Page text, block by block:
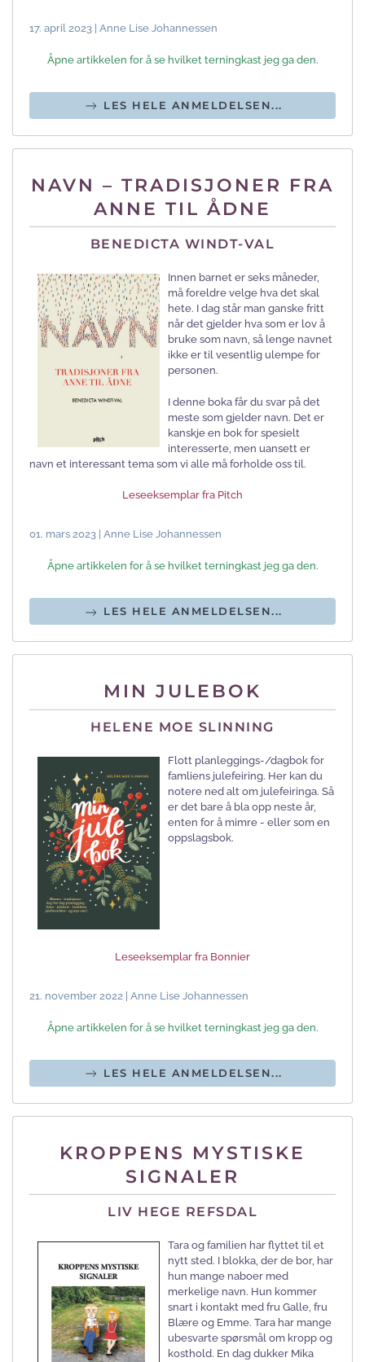
17. april 2023 | Anne Lise Johannessen
Åpne artikkelen for å se hvilket terningkast jeg ga den.
LES HELE ANMELDELSEN...
NAVN – TRADISJONER FRA
ANNE TIL ÅDNE
BENEDICTA WINDT-VAL
Innen barnet er seks måneder,
må foreldre velge hva det skal
hete. I dag står man ganske fritt
når det gjelder hva som er lov å
bruke som navn, så lenge navnet
ikke er til vesentlig ulempe for
personen.
I denne boka får du svar på det
meste som gjelder navn. Det er
kanskje en bok for spesielt
interesserte, men uansett er
navn et interessant tema som vi alle må forholde oss til.
Leseeksemplar fra Pitch
01. mars 2023 | Anne Lise Johannessen
Åpne artikkelen for å se hvilket terningkast jeg ga den.
LES HELE ANMELDELSEN...
MIN JULEBOK
HELENE MOE SLINNING
Flott planleggings-/dagbok for
famliens julefeiring. Her kan du
notere ned alt om julefeiringa. Så
er det bare å bla opp neste år,
enten for å mimre - eller som en
oppslagsbok.
Leseeksemplar fra Bonnier
21. november 2022 | Anne Lise Johannessen
Åpne artikkelen for å se hvilket terningkast jeg ga den.
LES HELE ANMELDELSEN...
KROPPENS MYSTISKE
SIGNALER
LIV HEGE REFSDAL
Tara og familien har flyttet til et
nytt sted. I blokka, der de bor, har
hun mange naboer med
merkelige navn. Hun kommer
snart i kontakt med fru Galle, fru
Blære og Emme. Tara har mange
ubesvarte spørsmål om kropp og
kosthold. En dag dukker Mika